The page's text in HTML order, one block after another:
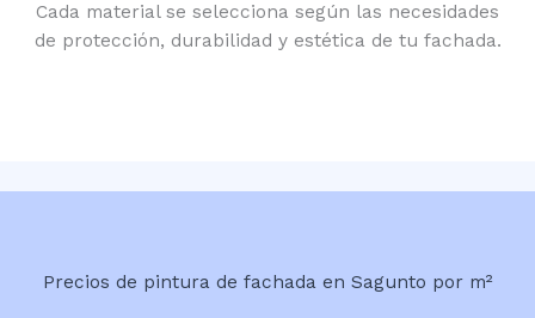
Cada material se selecciona según las necesidades
de protección, durabilidad y estética de tu fachada.
Precios de pintura de fachada en Sagunto por m²